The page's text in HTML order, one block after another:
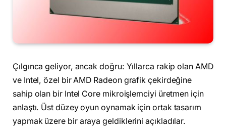
Çılgınca geliyor, ancak doğru: Yıllarca rakip olan AMD
ve Intel, özel bir AMD Radeon grafik çekirdeğine
sahip olan bir Intel Core mikroişlemciyi üretmen için
anlaştı. Üst düzey oyun oynamak için ortak tasarım
yapmak üzere bir araya geldiklerini açıkladılar.